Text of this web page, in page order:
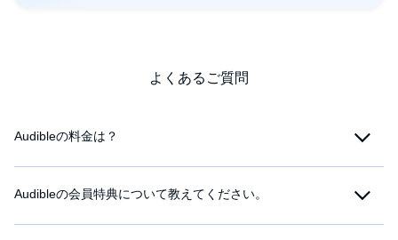
よくあるご質問
Audibleの料金は？
Audibleの会員特典について教えてください。